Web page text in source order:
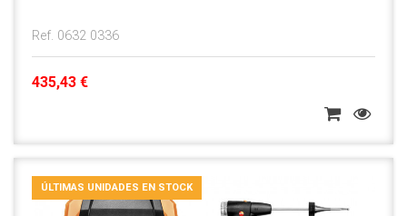
Ref. 0632 0336
435,43 €
ÚLTIMAS UNIDADES EN STOCK